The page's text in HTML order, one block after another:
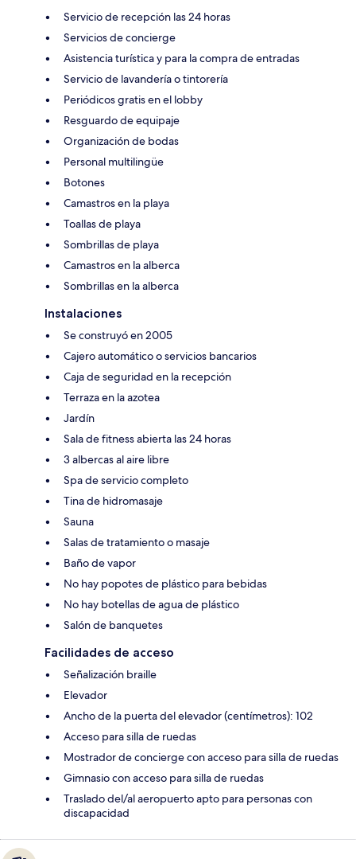
Servicio de recepción las 24 horas
Servicios de concierge
Asistencia turística y para la compra de entradas
Servicio de lavandería o tintorería
Periódicos gratis en el lobby
Resguardo de equipaje
Organización de bodas
Personal multilingüe
Botones
Camastros en la playa
Toallas de playa
Sombrillas de playa
Camastros en la alberca
Sombrillas en la alberca
Instalaciones
Se construyó en 2005
Cajero automático o servicios bancarios
Caja de seguridad en la recepción
Terraza en la azotea
Jardín
Sala de fitness abierta las 24 horas
3 albercas al aire libre
Spa de servicio completo
Tina de hidromasaje
Sauna
Salas de tratamiento o masaje
Baño de vapor
No hay popotes de plástico para bebidas
No hay botellas de agua de plástico
Salón de banquetes
Facilidades de acceso
Señalización braille
Elevador
Ancho de la puerta del elevador (centímetros): 102
Acceso para silla de ruedas
Mostrador de concierge con acceso para silla de ruedas
Gimnasio con acceso para silla de ruedas
Traslado del/al aeropuerto apto para personas con
discapacidad